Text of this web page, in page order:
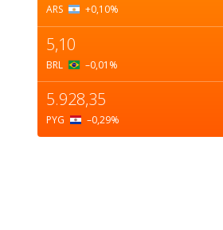
ARS +0,10%
5,10
BRL –0,01 %
5.928,35
PYG –0,29%